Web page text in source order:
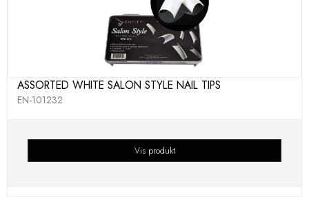
ASSORTED WHITE SALON STYLE NAIL TIPS
EN-101232
Vis produkt